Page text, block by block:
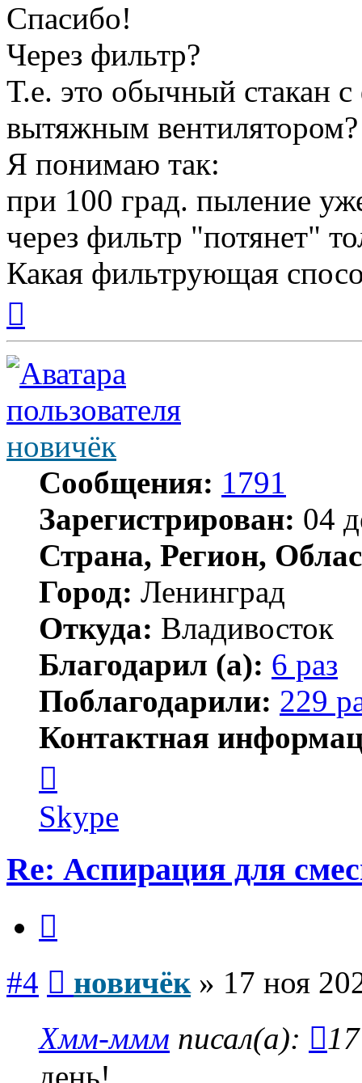
Спасибо!
Через фильтр?
Т.е. это обычный стакан
вытяжным вентилятором?
Я понимаю так:
при 100 град. пыление
через фильтр "потянет"
Какая фильтрующая
началу
новичёк
Сообщения: 1791
Зарегистрирован: 04
Страна, Регион,
Город: Ленинград
Откуда: Владивосток
Благодарил (а): 6 раз
Поблагодарили: 229
Контактная
пользователя
новичёк
Skype
Re: Аспирация для
#4 новичёк» 17 ноя
Хмм-ммм писал(а):
день!